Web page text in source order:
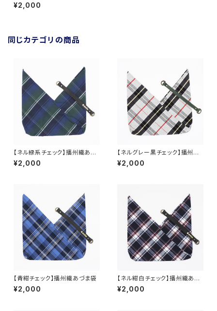
¥2,000
同じカテゴリの商品
【ネル緑系チェック】播州織あづ
ま袋
¥2,000
【ネルグレー黒チェック】播州織
あづま袋
¥2,000
【青紺チェック】播州織あづま袋
¥2,000
【ネル紺白チェック】播州織あづ
ま袋
¥2,000